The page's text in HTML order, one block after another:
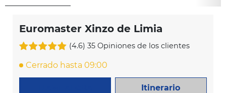
Euromaster Xinzo de Limia
(4.6) 35 Opiniones de los clientes
Cerrado hasta 09:00
Itinerario